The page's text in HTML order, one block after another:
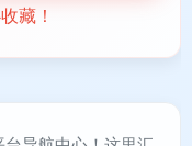
藏！